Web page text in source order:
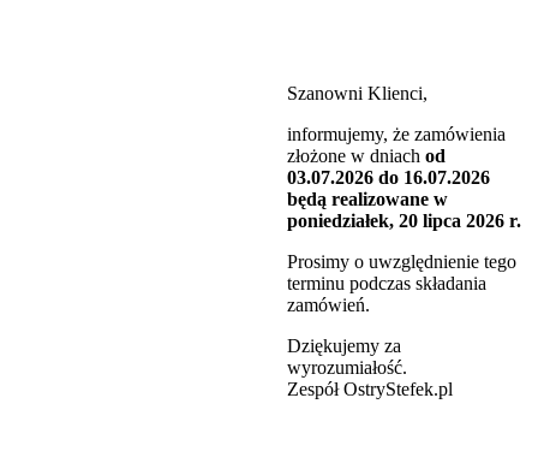
Szanowni Klienci,
informujemy, że zamówienia
złożone w dniach od
03.07.2026 do 16.07.2026
będą realizowane w
poniedziałek, 20 lipca 2026 r.
Prosimy o uwzględnienie tego
terminu podczas składania
zamówień.
Dziękujemy za
wyrozumiałość.
Zespół OstryStefek.pl